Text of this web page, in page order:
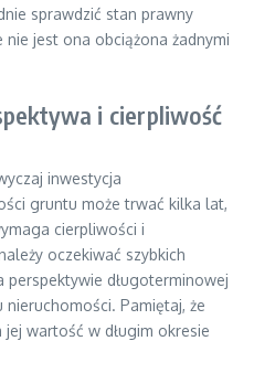
sprawdzić stan prawny
jest ona obciążona żadnymi
i cierpliwość
inwestycja
gruntu może trwać kilka lat,
cierpliwości i
oczekiwać szybkich
perspektywie długoterminowej
Pamiętaj, że
wartość w długim okresie